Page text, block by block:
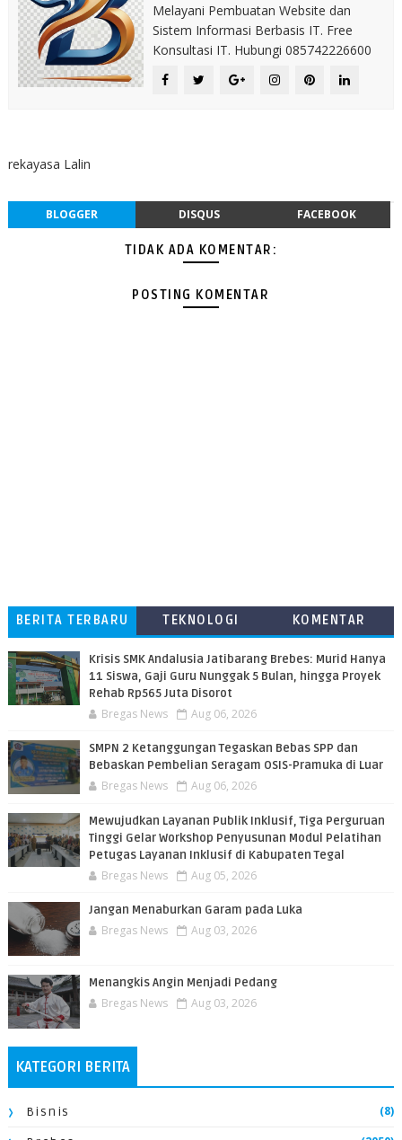
Melayani Pembuatan Website dan
Sistem Informasi Berbasis IT. Free
Konsultasi IT. Hubungi 085742226600
rekayasa Lalin
BLOGGER DISQUS FACEBOOK
TIDAK ADA KOMENTAR:
POSTING KOMENTAR
BERITA TERBARU TEKNOLOGI
KOMENTAR
Krisis SMK Andalusia Jatibarang Brebes: Murid Hanya
11 Siswa, Gaji Guru Nunggak 5 Bulan, hingga Proyek
Rehab Rp565 Juta Disorot
Bregas News Aug 06, 2026
SMPN 2 Ketanggungan Tegaskan Bebas SPP dan
Bebaskan Pembelian Seragam OSIS-Pramuka di Luar
Bregas News Aug 06, 2026
​Mewujudkan Layanan Publik Inklusif, Tiga Perguruan
Tinggi Gelar Workshop Penyusunan Modul Pelatihan
Petugas Layanan Inklusif di Kabupaten Tegal
Bregas News Aug 05, 2026
Jangan Menaburkan Garam pada Luka
Bregas News Aug 03, 2026
Menangkis Angin Menjadi Pedang
Bregas News Aug 03, 2026
KATEGORI BERITA
Bisnis (8)